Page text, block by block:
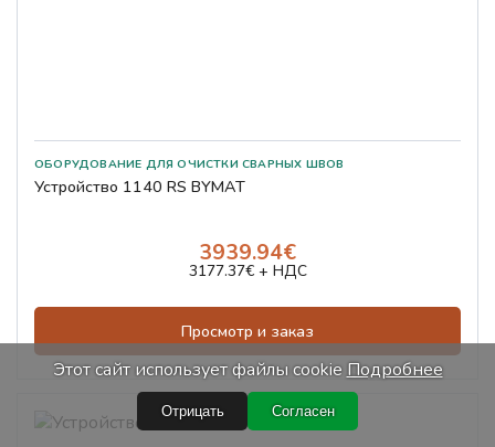
Устройство 1140 RS BYMAT
3939.94€
3177.37€ + НДС
Просмотр и заказ
Этот сайт использует файлы cookieПодробнее
Отрицать Согласен